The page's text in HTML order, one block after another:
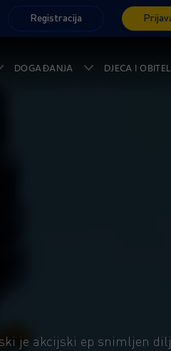
Registracija
DOGAĐANJA DJECA I
je akcijski ep snimljen